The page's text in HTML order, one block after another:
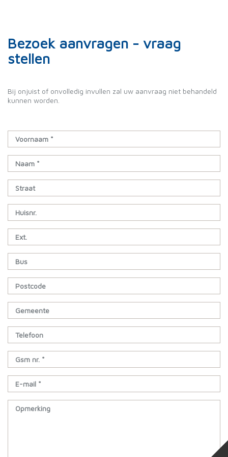
Bezoek aanvragen - vraag
stellen
Bij onjuist of onvolledig invullen zal uw aanvraag niet behandeld
kunnen worden.
Voornaam *
Naam *
Straat
Huisnr.
Ext.
Bus
Postcode
Gemeente
Telefoon
Gsm nr. *
E-mail *
Opmerking